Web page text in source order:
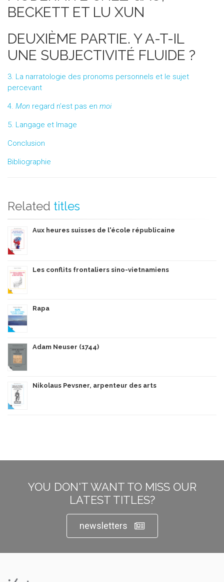
BECKETT ET LU XUN
DEUXIÈME PARTIE. Y A-T-IL
UNE SUBJECTIVITÉ FLUIDE ?
3. La narratologie des pronoms personnels et le sujet
percevant
4. Mon regard n’est pas en moi
5. Langage et Image
Conclusion
Bibliographie
Related titles
Aux heures suisses de l'école républicaine
Les conflits frontaliers sino-vietnamiens
Rapa
Adam Neuser (1744)
Nikolaus Pevsner, arpenteur des arts
YOU DON'T WANT TO MISS OUR
LATEST TITLES?
newsletters